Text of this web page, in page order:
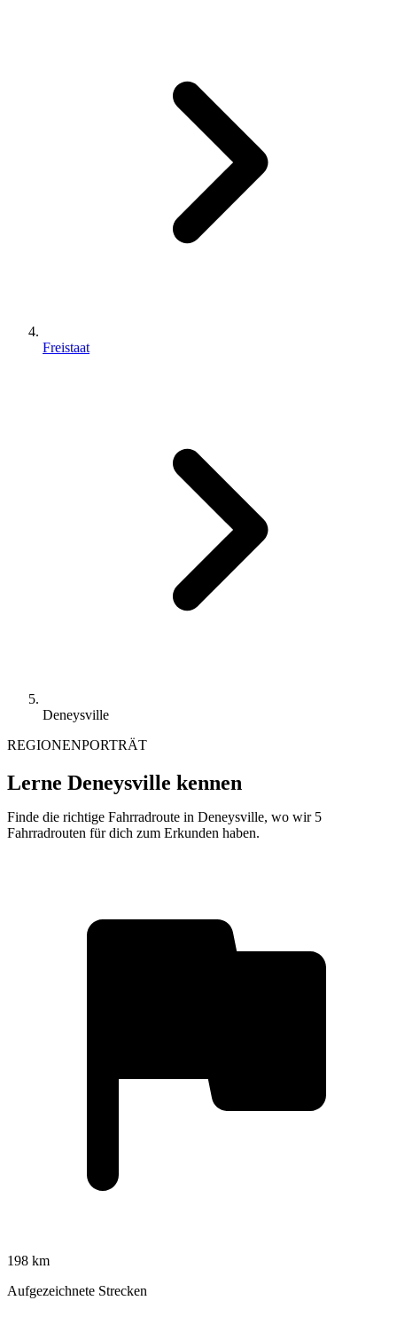
Freistaat
Deneysville
REGIONENPORTRÄT
Lerne Deneysville kennen
Finde die richtige Fahrradroute in Deneysville, wo wir 5
Fahrradrouten für dich zum Erkunden haben.
198 km
Aufgezeichnete Strecken